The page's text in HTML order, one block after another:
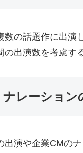
数の話題作に出演
の出演数を考慮す
レーション
出演や企業CMの